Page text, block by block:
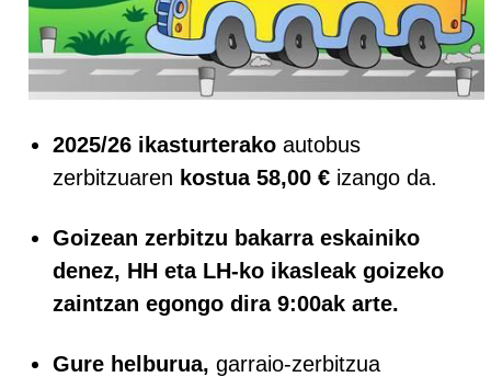
2025/26 ikasturterako autobus
zerbitzuaren kostua 58,00 € izango da.
Goizean zerbitzu bakarra eskainiko
denez, HH eta LH-ko ikasleak goizeko
zaintzan egongo dira 9:00ak arte.
Gure helburua, garraio-zerbitzua